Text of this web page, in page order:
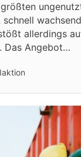
allerdings
Das Angebot…